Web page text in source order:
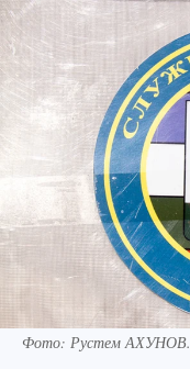
Фото: Рустем АХУНОВ.